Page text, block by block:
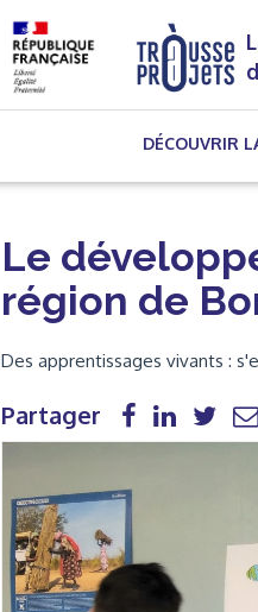
DÉCOUVRIR
Le
région de
Des apprentissages vivants :
Partager